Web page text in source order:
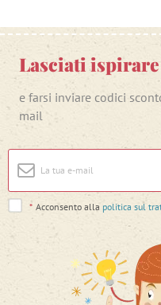
Lasciati
e farsi inviare codici
mail
* Acconsento alla politica sul